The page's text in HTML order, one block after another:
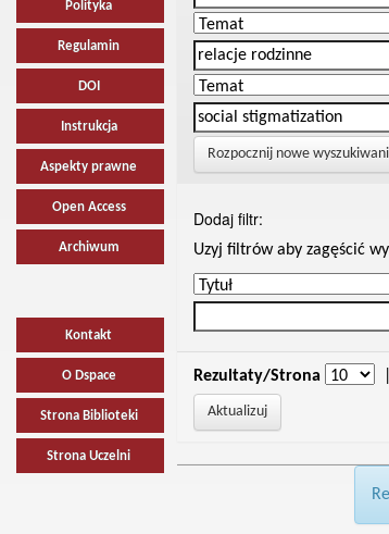
Polityka
Regulamin
DOI
Instrukcja
Aspekty prawne
Open Access
Archiwum
Kontakt
O Dspace
Strona Biblioteki
Strona Uczelni
Rozpocznij nowe
Dodaj filtr:
Uzyj filtrów aby zagęścić
Rezultaty/Strona